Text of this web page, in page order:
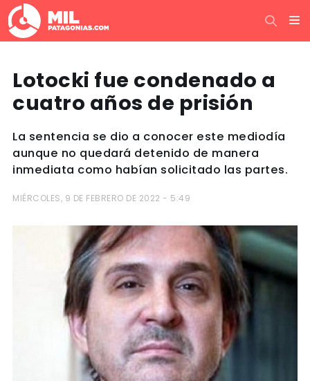
Lotocki fue condenado a
cuatro años de prisión
La sentencia se dio a conocer este mediodía
aunque no quedará detenido de manera
inmediata como habían solicitado las partes.
MIÉRCOLES, 9 DE FEBRERO DE 2022 - 5:49